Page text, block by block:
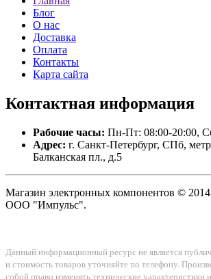
Блог
О нас
Доставка
Оплата
Контакты
Карта сайта
Контактная информация
Рабочие часы: Пн-Пт: 08:00-20:00,
Адрес: г. Санкт-Петербург, СПб,
Балканская пл., д.5
Магазин электронных компонентов ©
ООО "Импульс".
Данный информационный ресурс не является
и стоимость товаров уточняйте по телефону.
собой право изменять технические характеристики